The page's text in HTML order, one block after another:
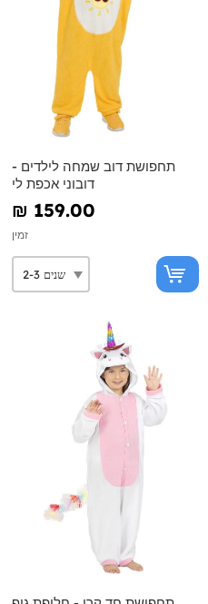
תחפושת דוב שמחה לילדים -
דובוני אכפת לי
₪‎ 159.00
זמין